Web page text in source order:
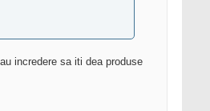
incredere sa iti dea produse